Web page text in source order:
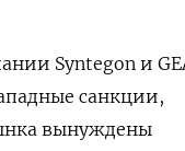
Syntegon и
санкции,
вынуждены